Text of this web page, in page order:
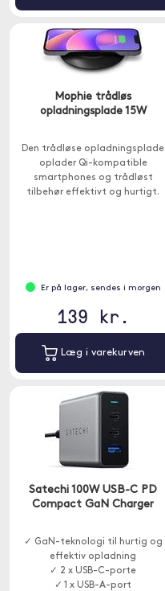
Mophie trådløs
opladningsplade 15W
Den trådløse opladningsplade
oplader Qi-kompatible
smartphones og trådløst
tilbehør effektivt og hurtigt.
Er på lager, sendes i morgen
139 kr.
Læg i varekurven
Satechi 100W USB-C PD
Compact GaN Charger
✓ GaN-teknologi til hurtig og
effektiv opladning
✓ 2 x USB-C-porte
✓ 1 x USB-A-port